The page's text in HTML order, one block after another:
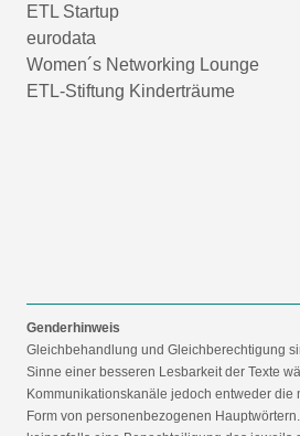
ETL Startup
eurodata
Women´s Networking Lounge
ETL-Stiftung Kinderträume
Genderhinweis
Gleichbehandlung und Gleichberechtigung
Sinne einer besseren Lesbarkeit der Texte
Kommunikationskanäle jedoch entweder die
Form von personenbezogenen